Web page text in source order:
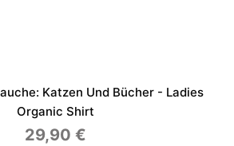
Katzen Und Bücher - Ladies
Organic Shirt
29,90 €